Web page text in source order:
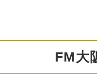
FM大